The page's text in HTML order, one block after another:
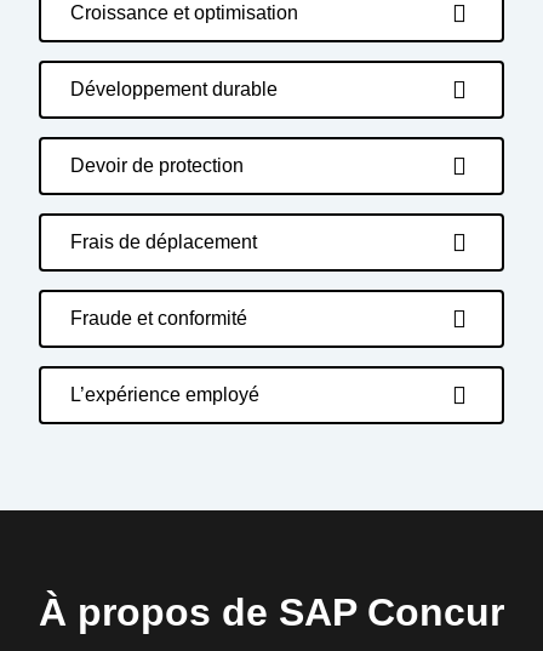
Croissance et optimisation
Développement durable
Devoir de protection
Frais de déplacement
Fraude et conformité
L’expérience employé
À propos de SAP Concur